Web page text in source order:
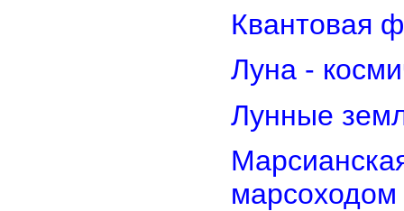
Квантовая
Луна -
Лунные
марсоходом